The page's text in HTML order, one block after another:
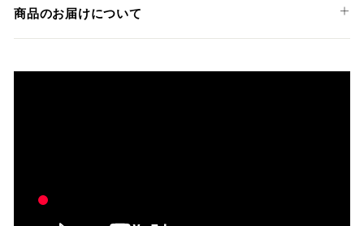
クレジットカード
商品のお届けについて
す。